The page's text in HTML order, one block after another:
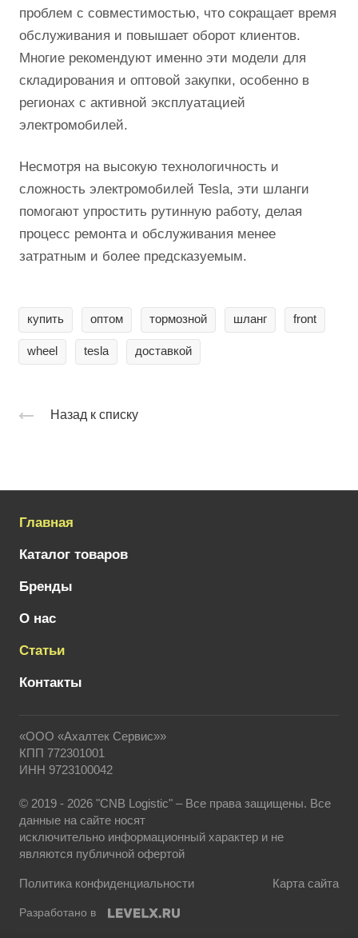
проблем с совместимостью, что сокращает время
обслуживания и повышает оборот клиентов.
Многие рекомендуют именно эти модели для
складирования и оптовой закупки, особенно в
регионах с активной эксплуатацией
электромобилей.
Несмотря на высокую технологичность и
сложность электромобилей Tesla, эти шланги
помогают упростить рутинную работу, делая
процесс ремонта и обслуживания менее
затратным и более предсказуемым.
купить оптом тормозной шланг front
wheel tesla доставкой
Назад к списку
Главная
Каталог товаров
Бренды
О нас
Статьи
Контакты
«ООО «Ахалтек Сервис»»
КПП 772301001
ИНН 9723100042
© 2019 - 2026 "CNB Logistic" – Все права защищены. Все
данные на сайте носят
исключительно информационный характер и не
являются публичной офертой
Политика конфиденциальности Карта сайта
Разработано в